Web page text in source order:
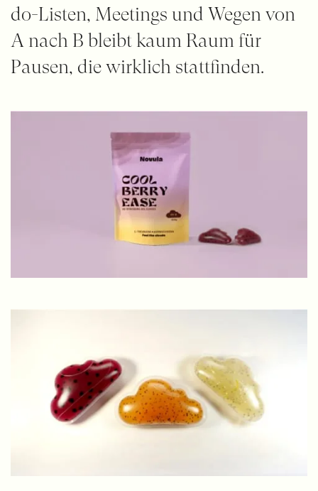
do-Listen, Meetings und Wegen von
A nach B bleibt kaum Raum für
Pausen, die wirklich stattfinden.